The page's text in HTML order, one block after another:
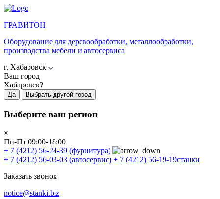
ГРАВИТОН
Оборудование для деревообработки, металлообработки,
производства мебели и автосервиса
г. Хабаровск
Ваш город
Хабаровск?
Да Выбрать другой город
Выберите ваш регион
×
Пн-Пт 09:00-18:00
+ 7 (4212) 56-24-39 (фурнитура)
+ 7 (4212) 56-03-03 (автосервис) + 7 (4212) 56-19-19станки
Заказать звонок
notice@stanki.biz